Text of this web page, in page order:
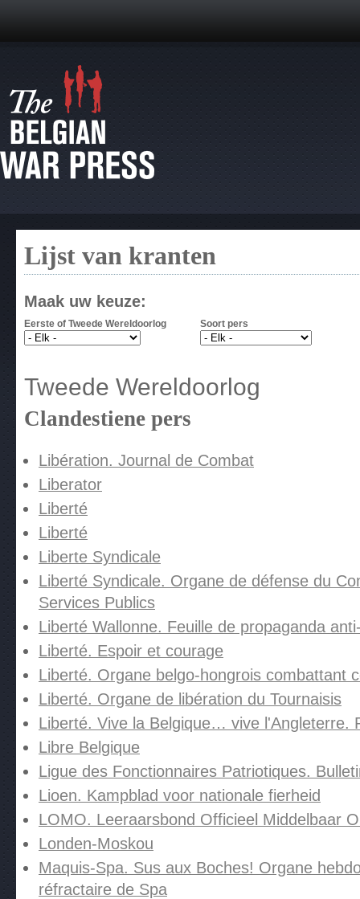
Lijst van kranten
Maak uw keuze:
Eerste of Tweede Wereldoorlog Soort pers
Tweede Wereldoorlog
Clandestiene pers
Libération. Journal de Combat
Liberator
Liberté
Liberté
Liberte Syndicale
Liberté Syndicale. Organe de défense du
Services Publics
Liberté Wallonne. Feuille de propaganda
Liberté. Espoir et courage
Liberté. Organe belgo-hongrois combattant
Liberté. Organe de libération du Tournaisis
Liberté. Vive la Belgique… vive l'Angleterre.
Libre Belgique
Ligue des Fonctionnaires Patriotiques.
Lioen. Kampblad voor nationale fierheid
LOMO. Leeraarsbond Officieel Middelbaar
Londen-Moskou
Maquis-Spa. Sus aux Boches! Organe
réfractaire de Spa